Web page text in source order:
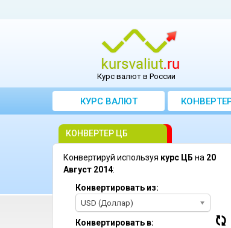
Курс валют в России
КУРС ВАЛЮТ
КОНВЕРТЕР ЦБ
Конвертируй используя курс ЦБ на 20
Август 2014:
Конвертировать из:
USD (Доллар)
Конвертировать в: